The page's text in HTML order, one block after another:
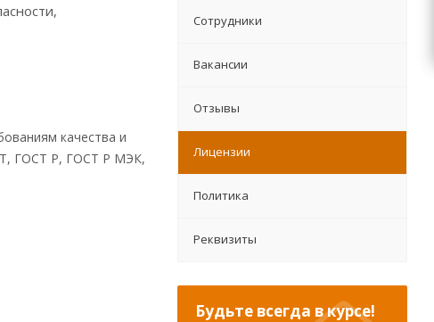
качества и
ГОСТ Р, ГОСТ Р МЭК,
Сотрудники
Вакансии
Отзывы
Лицензии
Политика
Реквизиты
Будьте всегда в курсе!